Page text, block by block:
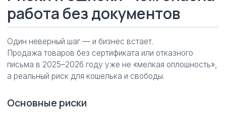
работа без документов
Один неверный шаг — и бизнес встает.
Продажа товаров без сертификата или отказного
письма в 2025–2026 году уже не «мелкая оплошность»,
а реальный риск для кошелька и свободы.
Основные риски